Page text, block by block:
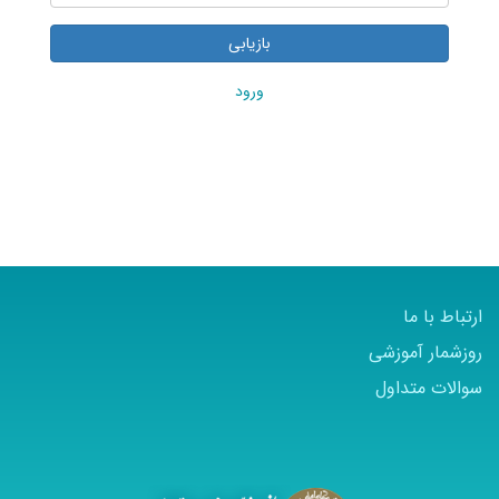
بازیابی
ورود
ارتباط با ما
روزشمار آموزشی
سوالات متداول